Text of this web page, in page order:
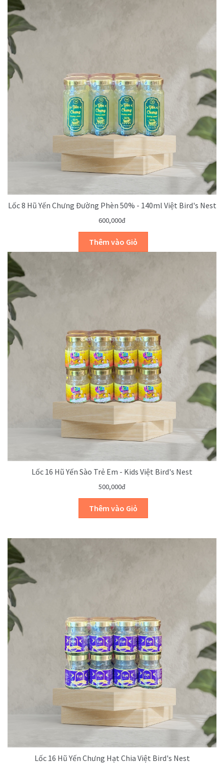
Lốc 8 Hũ Yến Chưng Đường Phèn 50% - 140ml Việt Bird's Nest
600,000đ
Lốc 16 Hũ Yến Sào Trẻ Em - Kids Việt Bird's Nest
500,000đ
Lốc 16 Hũ Yến Chưng Hạt Chia Việt Bird's Nest